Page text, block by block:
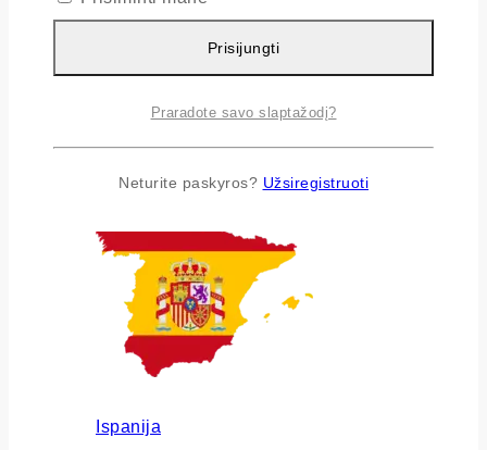
Airija
Ispanija
Prisijungti
Praradote savo slaptažodį?
Neturite paskyros? Užsiregistruoti